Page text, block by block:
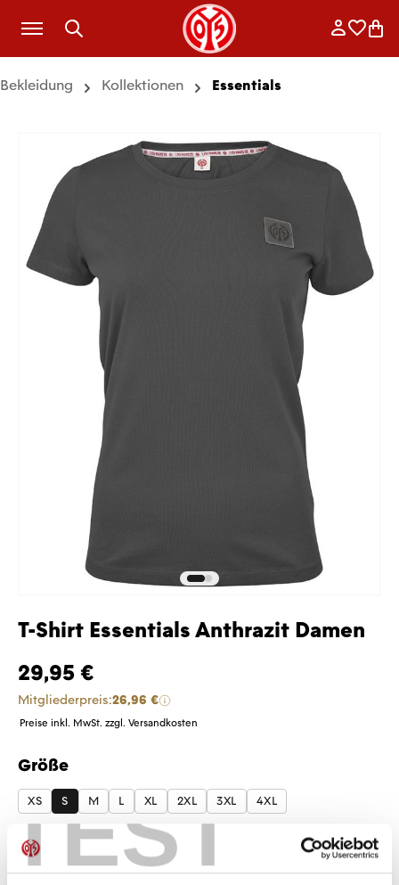
TEST
Zum Hauptinhalt springen
Bekleidung Kollektionen Essentials
T-Shirt Essentials Anthrazit Damen
29,95 €
Mitgliederpreis:26,96 €
Preise inkl. MwSt. zzgl. Versandkosten
Größe
auswählen
XS S M L XL 2XL 3XL 4XL
Produkt Anzahl: Gib den gewünschten
Anzahl